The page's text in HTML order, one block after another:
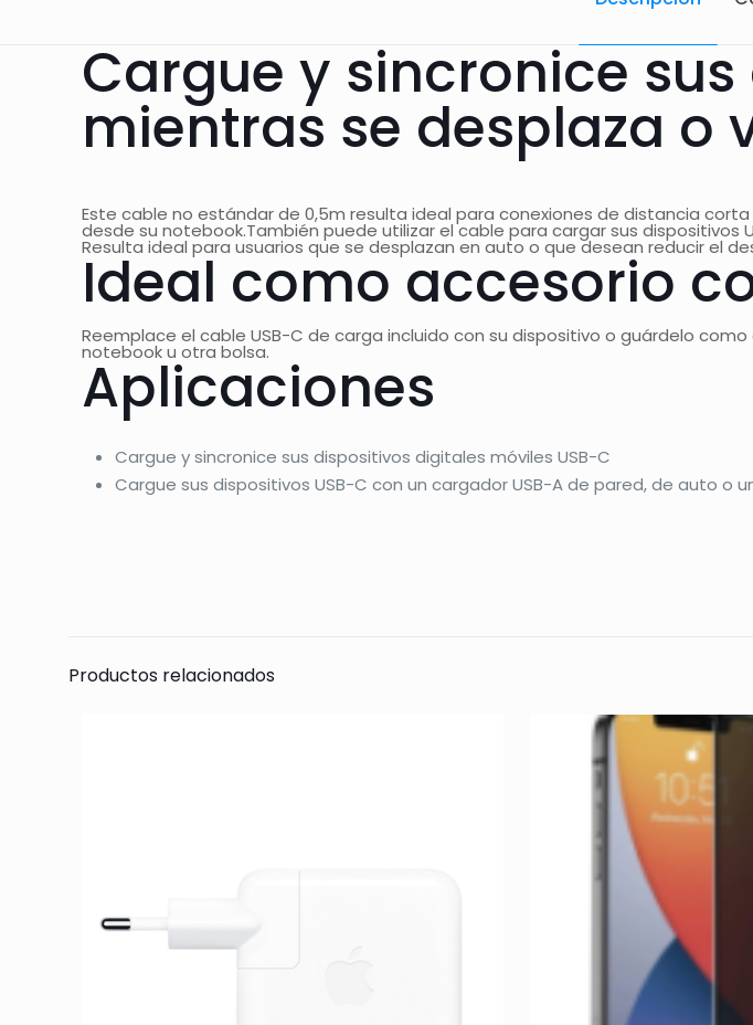
Cargue y sincronice
mientras se desplaza o
Este cable no estándar de 0,5m resulta ideal para conexiones de distancia
desde su notebook.También puede utilizar el cable para cargar sus
Resulta ideal para usuarios que se desplazan en auto o que desean reducir el
Ideal como accesorio
Reemplace el cable USB-C de carga incluido con su dispositivo o guárdelo
notebook u otra bolsa.
Aplicaciones
Cargue y sincronice sus dispositivos digitales móviles USB-C
Cargue sus dispositivos USB-C con un cargador USB-A de pared, de auto o
Productos relacionados